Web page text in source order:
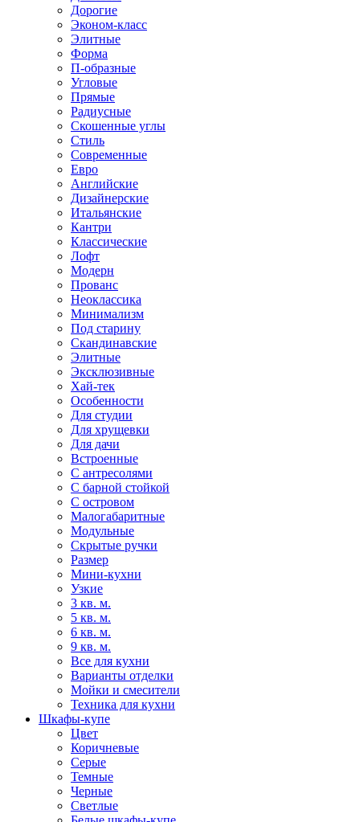
Дорогие
Эконом-класс
Элитные
Форма
П-образные
Угловые
Прямые
Радиусные
Скошенные углы
Стиль
Современные
Евро
Английские
Дизайнерские
Итальянские
Кантри
Классические
Лофт
Модерн
Прованс
Неоклассика
Минимализм
Под старину
Скандинавские
Элитные
Эксклюзивные
Хай-тек
Особенности
Для студии
Для хрущевки
Для дачи
Встроенные
С антресолями
С барной стойкой
С островом
Малогабаритные
Модульные
Скрытые ручки
Размер
Мини-кухни
Узкие
3 кв. м.
5 кв. м.
6 кв. м.
9 кв. м.
Все для кухни
Варианты отделки
Мойки и смесители
Техника для кухни
Шкафы-купе
Цвет
Коричневые
Серые
Темные
Черные
Светлые